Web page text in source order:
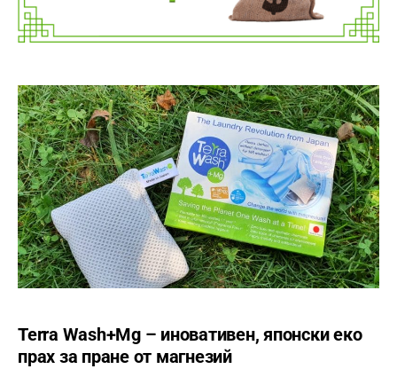
Terra Wash+Mg – иновативен, японски еко
прах за пране от магнезий